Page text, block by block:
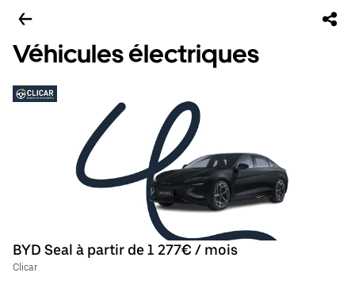
Véhicules électriques
BYD Seal à partir de 1 277€ / mois
Clicar